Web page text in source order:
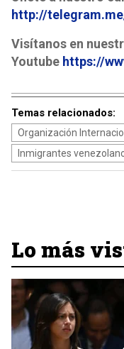
http://
Visítanos en
Youtube https://
Temas relacionados:
Organización
Inmigrantes
Lo más